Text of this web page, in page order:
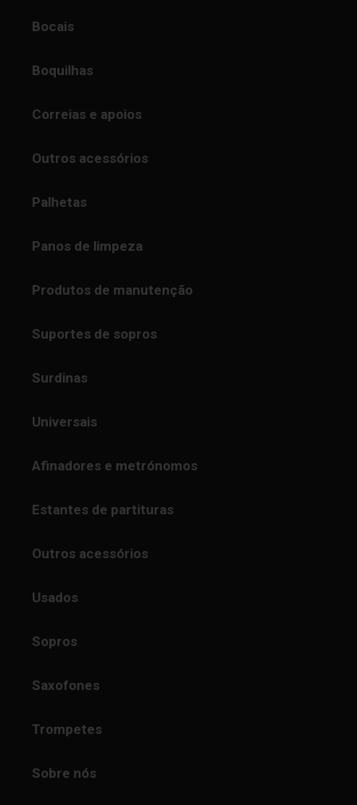
Bocais
Boquilhas
Correias e apoios
Outros acessórios
Palhetas
Panos de limpeza
Produtos de manutenção
Suportes de sopros
Surdinas
Universais
Afinadores e metrónomos
Estantes de partituras
Outros acessórios
Usados
Sopros
Saxofones
Trompetes
Sobre nós